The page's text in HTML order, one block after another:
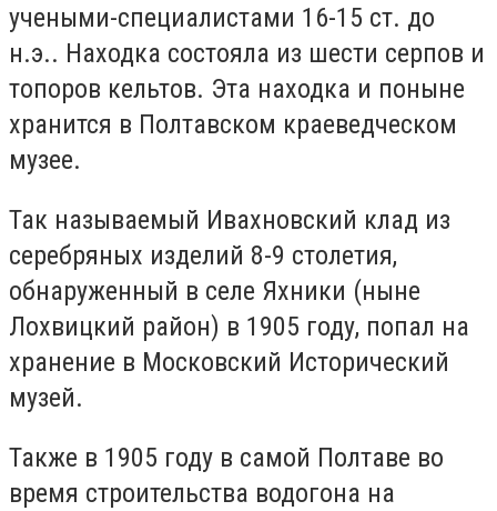
учеными-специалистами 16-15 ст. до
н.э.. Находка состояла из шести серпов и
топоров кельтов. Эта находка и поныне
хранится в Полтавском краеведческом
музее.
Так называемый Ивахновский клад из
серебряных изделий 8-9 столетия,
обнаруженный в селе Яхники (ныне
Лохвицкий район) в 1905 году, попал на
хранение в Московский Исторический
музей.
Также в 1905 году в самой Полтаве во
время строительства водогона на